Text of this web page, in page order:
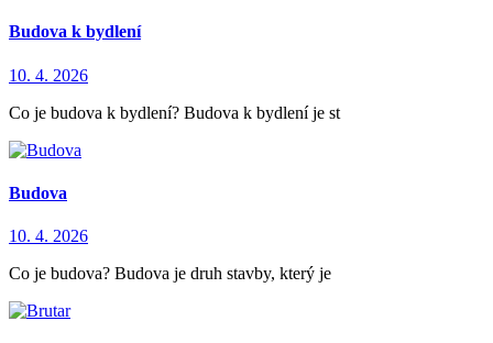
Budova k bydlení
10. 4. 2026
Co je budova k bydlení? Budova k bydlení je st
Budova
10. 4. 2026
Co je budova? Budova je druh stavby, který je